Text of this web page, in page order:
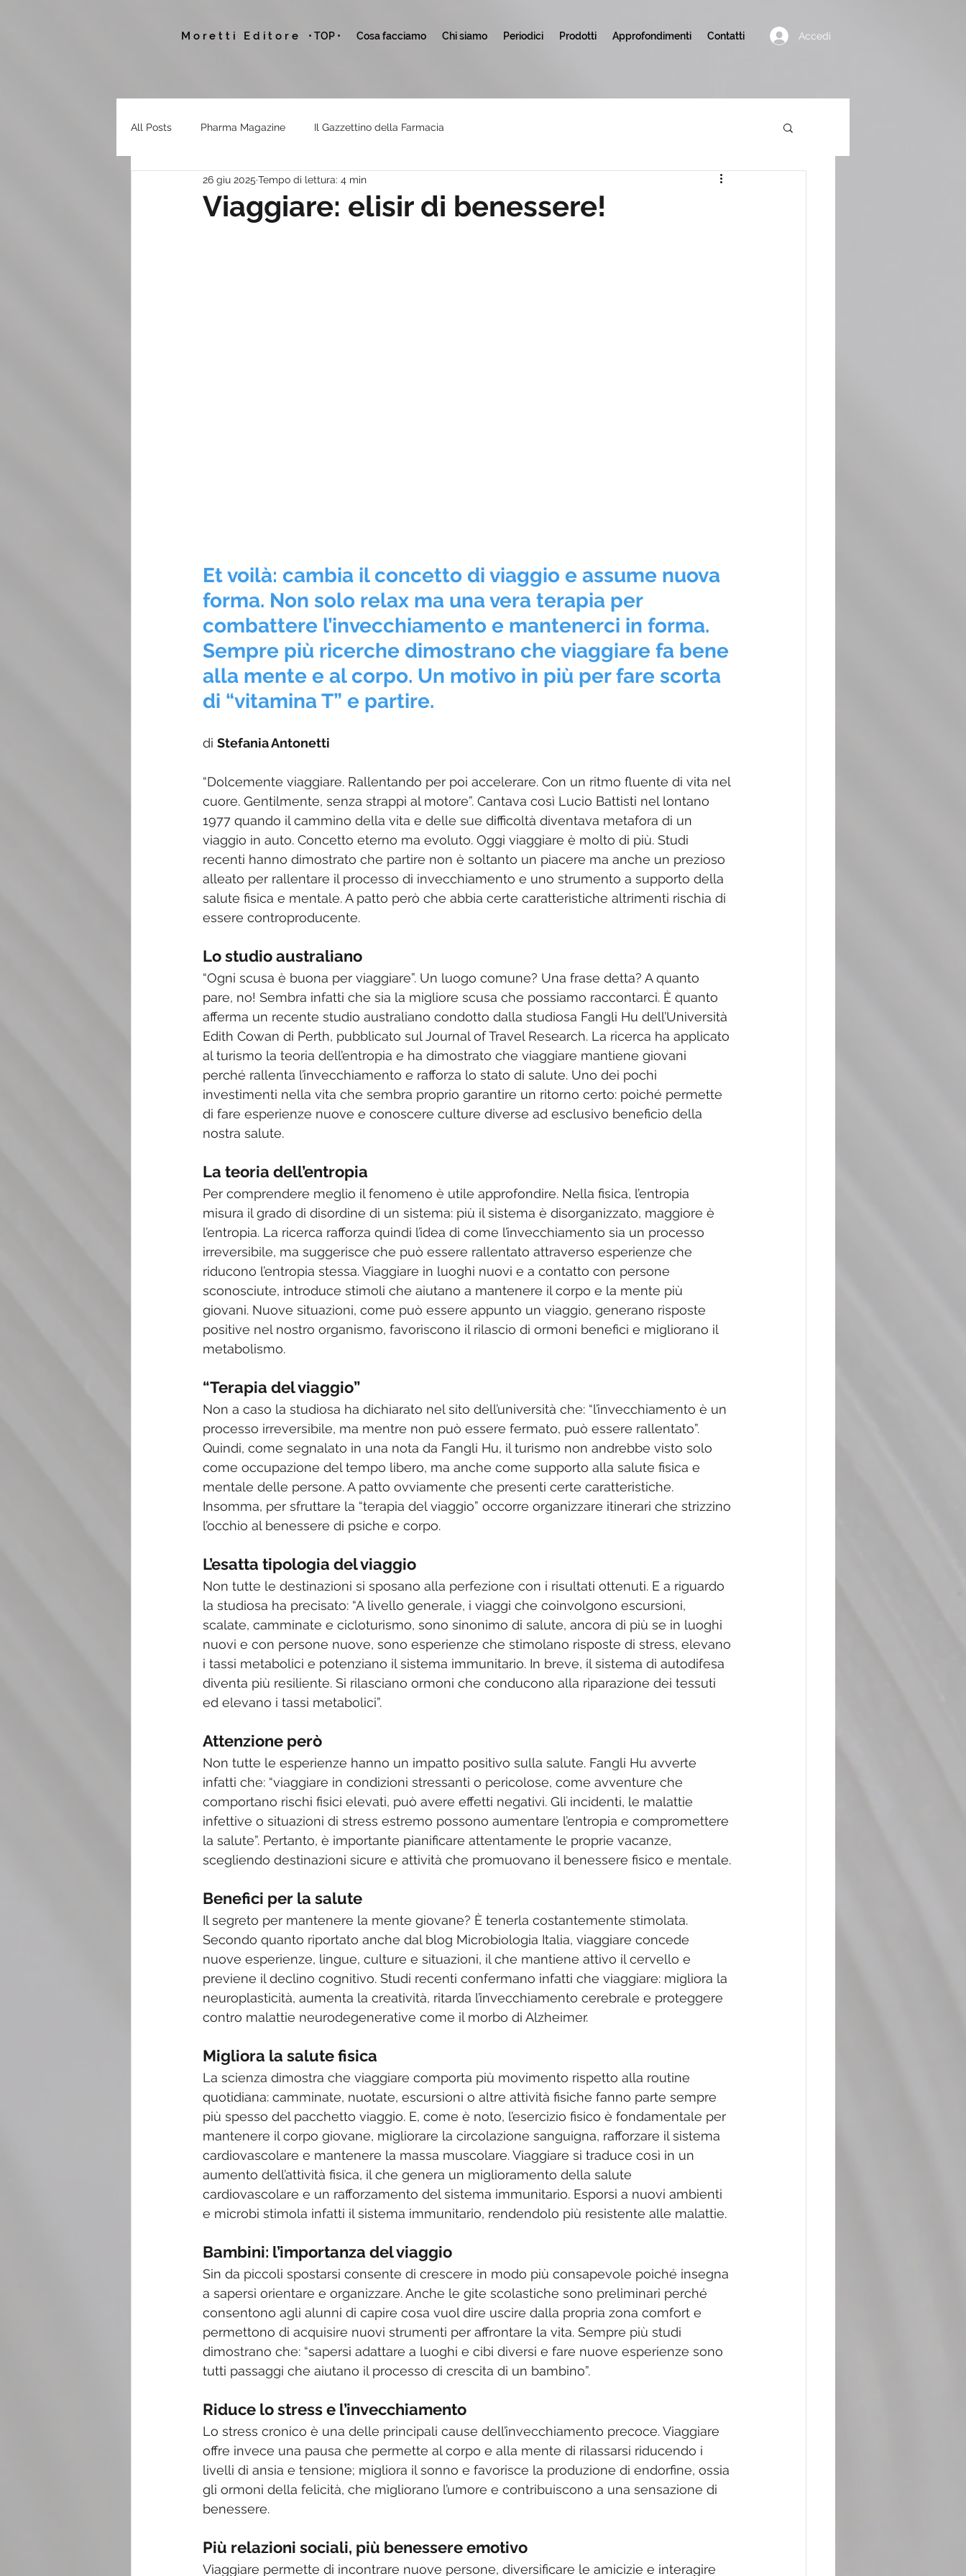
Moretti Editore • TOP • Cosa facciamo Chi siamo Periodici Prodotti Approfondimenti Contatti Accedi
All Posts Pharma Magazine Il Gazzettino della Farmacia
Viaggiare: elisir di benessere!
26 giu 2025 Tempo di lettura: 4 min
Et voilà: cambia il concetto di viaggio e assume nuova
forma. Non solo relax ma una vera terapia per
combattere l’invecchiamento e mantenerci in forma.
Sempre più ricerche dimostrano che viaggiare fa bene
alla mente e al corpo. Un motivo in più per fare scorta
di “vitamina T” e partire.
di Stefania Antonetti
“Dolcemente viaggiare. Rallentando per poi accelerare. Con un ritmo fluente di vita nel
cuore. Gentilmente, senza strappi al motore”. Cantava così Lucio Battisti nel lontano
1977 quando il cammino della vita e delle sue difficoltà diventava metafora di un
viaggio in auto. Concetto eterno ma evoluto. Oggi viaggiare è molto di più. Studi
recenti hanno dimostrato che partire non è soltanto un piacere ma anche un prezioso
alleato per rallentare il processo di invecchiamento e uno strumento a supporto della
salute fisica e mentale. A patto però che abbia certe caratteristiche altrimenti rischia di
essere controproducente.
Lo studio australiano
“Ogni scusa è buona per viaggiare”. Un luogo comune? Una frase detta? A quanto
pare, no! Sembra infatti che sia la migliore scusa che possiamo raccontarci. È quanto
afferma un recente studio australiano condotto dalla studiosa Fangli Hu dell’Università
Edith Cowan di Perth, pubblicato sul Journal of Travel Research. La ricerca ha applicato
al turismo la teoria dell’entropia e ha dimostrato che viaggiare mantiene giovani
perché rallenta l’invecchiamento e rafforza lo stato di salute. Uno dei pochi
investimenti nella vita che sembra proprio garantire un ritorno certo: poiché permette
di fare esperienze nuove e conoscere culture diverse ad esclusivo beneficio della
nostra salute.
La teoria dell’entropia
Per comprendere meglio il fenomeno è utile approfondire. Nella fisica, l’entropia
misura il grado di disordine di un sistema: più il sistema è disorganizzato, maggiore è
l’entropia. La ricerca rafforza quindi l’idea di come l’invecchiamento sia un processo
irreversibile, ma suggerisce che può essere rallentato attraverso esperienze che
riducono l’entropia stessa. Viaggiare in luoghi nuovi e a contatto con persone
sconosciute, introduce stimoli che aiutano a mantenere il corpo e la mente più
giovani. Nuove situazioni, come può essere appunto un viaggio, generano risposte
positive nel nostro organismo, favoriscono il rilascio di ormoni benefici e migliorano il
metabolismo.
“Terapia del viaggio”
Non a caso la studiosa ha dichiarato nel sito dell’università che: “l’invecchiamento è un
processo irreversibile, ma mentre non può essere fermato, può essere rallentato”.
Quindi, come segnalato in una nota da Fangli Hu, il turismo non andrebbe visto solo
come occupazione del tempo libero, ma anche come supporto alla salute fisica e
mentale delle persone. A patto ovviamente che presenti certe caratteristiche.
Insomma, per sfruttare la “terapia del viaggio” occorre organizzare itinerari che strizzino
l’occhio al benessere di psiche e corpo.
L’esatta tipologia del viaggio
Non tutte le destinazioni si sposano alla perfezione con i risultati ottenuti. E a riguardo
la studiosa ha precisato: “A livello generale, i viaggi che coinvolgono escursioni,
scalate, camminate e cicloturismo, sono sinonimo di salute, ancora di più se in luoghi
nuovi e con persone nuove, sono esperienze che stimolano risposte di stress, elevano
i tassi metabolici e potenziano il sistema immunitario. In breve, il sistema di autodifesa
diventa più resiliente. Si rilasciano ormoni che conducono alla riparazione dei tessuti
ed elevano i tassi metabolici”.
Attenzione però
Non tutte le esperienze hanno un impatto positivo sulla salute. Fangli Hu avverte
infatti che: “viaggiare in condizioni stressanti o pericolose, come avventure che
comportano rischi fisici elevati, può avere effetti negativi. Gli incidenti, le malattie
infettive o situazioni di stress estremo possono aumentare l’entropia e compromettere
la salute”. Pertanto, è importante pianificare attentamente le proprie vacanze,
scegliendo destinazioni sicure e attività che promuovano il benessere fisico e mentale.
Benefici per la salute
Il segreto per mantenere la mente giovane? È tenerla costantemente stimolata.
Secondo quanto riportato anche dal blog Microbiologia Italia, viaggiare concede
nuove esperienze, lingue, culture e situazioni, il che mantiene attivo il cervello e
previene il declino cognitivo. Studi recenti confermano infatti che viaggiare: migliora la
neuroplasticità, aumenta la creatività, ritarda l’invecchiamento cerebrale e proteggere
contro malattie neurodegenerative come il morbo di Alzheimer.
Migliora la salute fisica
La scienza dimostra che viaggiare comporta più movimento rispetto alla routine
quotidiana: camminate, nuotate, escursioni o altre attività fisiche fanno parte sempre
più spesso del pacchetto viaggio. E, come è noto, l’esercizio fisico è fondamentale per
mantenere il corpo giovane, migliorare la circolazione sanguigna, rafforzare il sistema
cardiovascolare e mantenere la massa muscolare. Viaggiare si traduce così in un
aumento dell’attività fisica, il che genera un miglioramento della salute
cardiovascolare e un rafforzamento del sistema immunitario. Esporsi a nuovi ambienti
e microbi stimola infatti il sistema immunitario, rendendolo più resistente alle malattie.
Bambini: l’importanza del viaggio
Sin da piccoli spostarsi consente di crescere in modo più consapevole poiché insegna
a sapersi orientare e organizzare. Anche le gite scolastiche sono preliminari perché
consentono agli alunni di capire cosa vuol dire uscire dalla propria zona comfort e
permettono di acquisire nuovi strumenti per affrontare la vita. Sempre più studi
dimostrano che: “sapersi adattare a luoghi e cibi diversi e fare nuove esperienze sono
tutti passaggi che aiutano il processo di crescita di un bambino”.
Riduce lo stress e l’invecchiamento
Lo stress cronico è una delle principali cause dell’invecchiamento precoce. Viaggiare
offre invece una pausa che permette al corpo e alla mente di rilassarsi riducendo i
livelli di ansia e tensione; migliora il sonno e favorisce la produzione di endorfine, ossia
gli ormoni della felicità, che migliorano l’umore e contribuiscono a una sensazione di
benessere.
Più relazioni sociali, più benessere emotivo
Viaggiare permette di incontrare nuove persone, diversificare le amicizie e interagire